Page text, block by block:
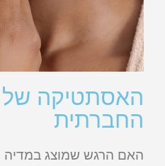
האסתטיקה של
החברתית
האם הרגש שמוצג